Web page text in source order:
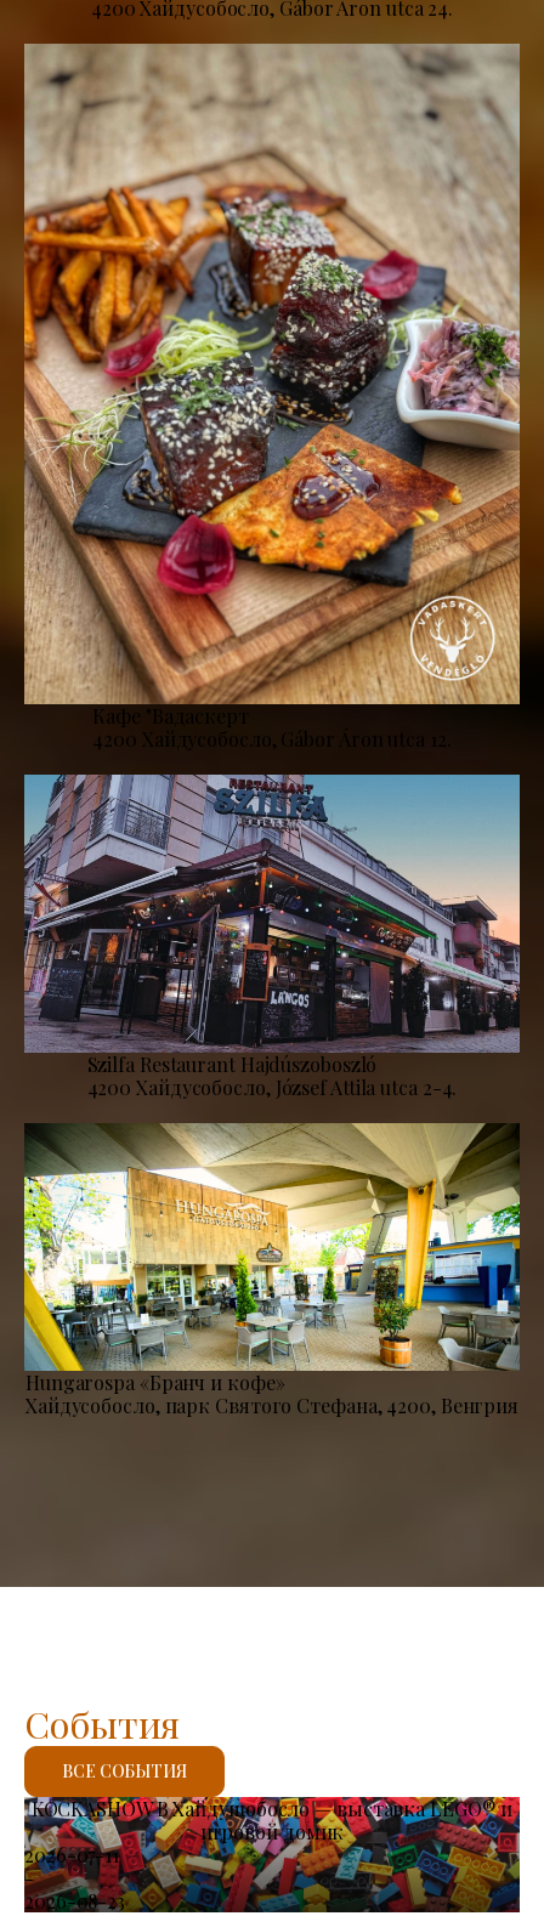
4200 Хайдусобосло, Gábor Áron utca 24.
Кафе "Вадаскерт
4200 Хайдусобосло, Gábor Áron utca 12.
Szilfa Restaurant Hajdúszoboszló
4200 Хайдусобосло, József Attila utca 2-4.
Hungarospa «Бранч и кофе»
Хайдусобосло, парк Святого Стефана, 4200, Венгрия
KOCKASHOW В Хайдушобосло — выставка LEGO® и
игровой домик
2026-07-11
-
2026-08-23
События
ВСЕ СОБЫТИЯ